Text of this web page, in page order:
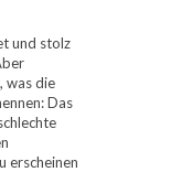
und stolz
was die
Das
erscheinen